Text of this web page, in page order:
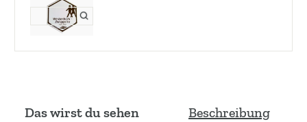
Das wirst du sehen Beschreibung